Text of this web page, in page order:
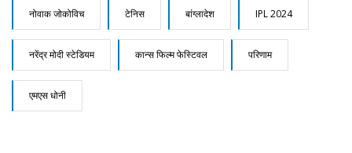
नोवाक जोकोविच टेनिस बांग्लादेश IPL 2024
नरेंद्र मोदी स्टेडियम कान्स फिल्म फेस्टिवल परिणाम
एमएस धोनी